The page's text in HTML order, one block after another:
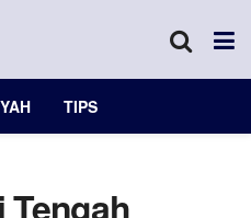
TIPS
Tengah